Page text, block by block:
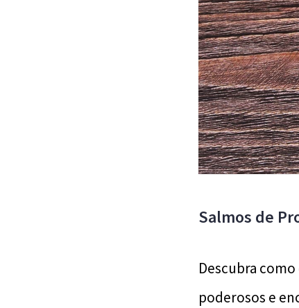
Salmos de
Descubra
poderosos e